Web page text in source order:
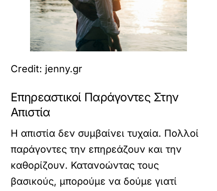
Credit: jenny.gr
Επηρεαστικοί Παράγοντες Στην
Απιστία
Η απιστία δεν συμβαίνει τυχαία. Πολλοί
παράγοντες την επηρεάζουν και την
καθορίζουν. Κατανοώντας τους
βασικούς, μπορούμε να δούμε γιατί